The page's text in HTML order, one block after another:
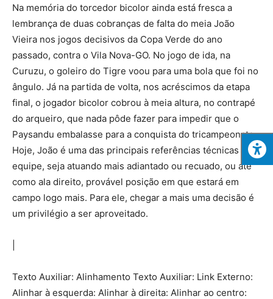
Na memória do torcedor bicolor ainda está fresca a
lembrança de duas cobranças de falta do meia João
Vieira nos jogos decisivos da Copa Verde do ano
passado, contra o Vila Nova-GO. No jogo de ida, na
Curuzu, o goleiro do Tigre voou para uma bola que foi no
ângulo. Já na partida de volta, nos acréscimos da etapa
final, o jogador bicolor cobrou à meia altura, no contrapé
do arqueiro, que nada pôde fazer para impedir que o
Paysandu embalasse para a conquista do tricampeonato.
Hoje, João é uma das principais referências técnicas da
equipe, seja atuando mais adiantado ou recuado, ou até
como ala direito, provável posição em que estará em
campo logo mais. Para ele, chegar a mais uma decisão é
um privilégio a ser aproveitado.
Texto Auxiliar: Alinhamento Texto Auxiliar: Link Externo:
Alinhar à esquerda: Alinhar à direita: Alinhar ao centro: